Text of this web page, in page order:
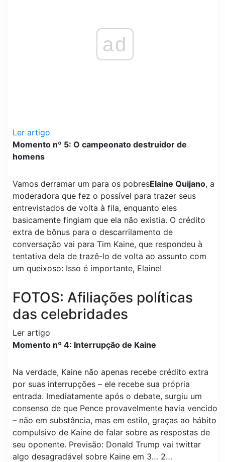
ad
Ler artigo
Momento nº 5: O campeonato destruidor de
homens
Vamos derramar um para os pobresElaine Quijano, a
moderadora que fez o possível para trazer seus
entrevistados de volta à fila, enquanto eles
basicamente fingiam que ela não existia. O crédito
extra de bônus para o descarrilamento de
conversação vai para Tim Kaine, que respondeu à
tentativa dela de trazê-lo de volta ao assunto com
um queixoso: Isso é importante, Elaine!
FOTOS: Afiliações políticas
das celebridades
Ler artigo
Momento nº 4: Interrupção de Kaine
Na verdade, Kaine não apenas recebe crédito extra
por suas interrupções – ele recebe sua própria
entrada. Imediatamente após o debate, surgiu um
consenso de que Pence provavelmente havia vencido
– não em substância, mas em estilo, graças ao hábito
compulsivo de Kaine de falar sobre as respostas de
seu oponente. Previsão: Donald Trump vai twittar
algo desagradável sobre Kaine em 3… 2…